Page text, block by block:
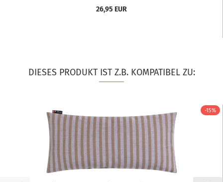
26,95 EUR
DIESES PRODUKT IST Z.B. KOMPATIBEL ZU:
-15%